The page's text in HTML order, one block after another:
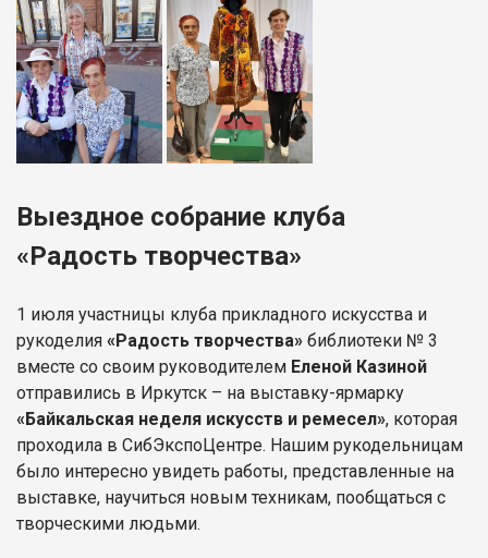
Выездное собрание клуба
«Радость творчества»
1 июля участницы клуба прикладного искусства и
рукоделия «Радость творчества» библиотеки № 3
вместе со своим руководителем Еленой Казиной
отправились в Иркутск – на выставку-ярмарку
«Байкальская неделя искусств и ремесел», которая
проходила в СибЭкспоЦентре. Нашим рукодельницам
было интересно увидеть работы, представленные на
выставке, научиться новым техникам, пообщаться с
творческими людьми.